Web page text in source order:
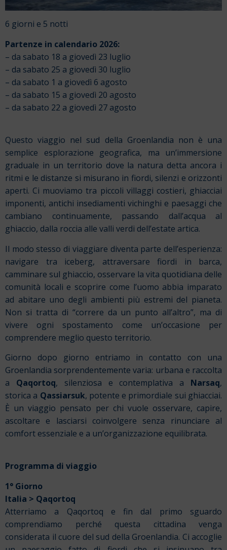
6 giorni e 5 notti
Partenze in calendario 2026:
– da sabato 18 a giovedì 23 luglio
– da sabato 25 a giovedì 30 luglio
– da sabato 1 a giovedì 6 agosto
– da sabato 15 a giovedì 20 agosto
– da sabato 22 a giovedì 27 agosto
Questo viaggio nel sud della Groenlandia non è una
semplice esplorazione geografica, ma un’immersione
graduale in un territorio dove la natura detta ancora i
ritmi e le distanze si misurano in fiordi, silenzi e orizzonti
aperti. Ci muoviamo tra piccoli villaggi costieri, ghiacciai
imponenti, antichi insediamenti vichinghi e paesaggi che
cambiano continuamente, passando dall’acqua al
ghiaccio, dalla roccia alle valli verdi dell’estate artica.
Il modo stesso di viaggiare diventa parte dell’esperienza:
navigare tra iceberg, attraversare fiordi in barca,
camminare sul ghiaccio, osservare la vita quotidiana delle
comunità locali e scoprire come l’uomo abbia imparato
ad abitare uno degli ambienti più estremi del pianeta.
Non si tratta di “correre da un punto all’altro”, ma di
vivere ogni spostamento come un’occasione per
comprendere meglio questo territorio.
Giorno dopo giorno entriamo in contatto con una
Groenlandia sorprendentemente varia: urbana e raccolta
a Qaqortoq, silenziosa e contemplativa a Narsaq,
storica a Qassiarsuk, potente e primordiale sui ghiacciai.
È un viaggio pensato per chi vuole osservare, capire,
ascoltare e lasciarsi coinvolgere senza rinunciare al
comfort essenziale e a un’organizzazione equilibrata.
Programma di viaggio
1° Giorno
Italia > Qaqortoq
Atterriamo a Qaqortoq e fin dal primo sguardo
comprendiamo perché questa cittadina venga
considerata il cuore del sud della Groenlandia. Ci accoglie